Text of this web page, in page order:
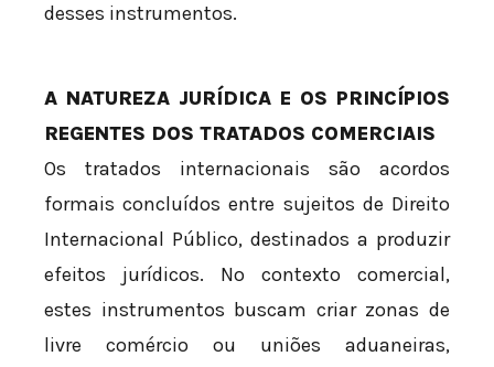
desses instrumentos.
A NATUREZA JURÍDICA E OS PRINCÍPIOS
REGENTES DOS TRATADOS COMERCIAIS
Os tratados internacionais são acordos
formais concluídos entre sujeitos de Direito
Internacional Público, destinados a produzir
efeitos jurídicos. No contexto comercial,
estes instrumentos buscam criar zonas de
livre comércio ou uniões aduaneiras,